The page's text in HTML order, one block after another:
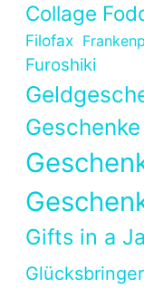
Collage
Filofax
Furoshiki
Gifts in a
Glücksbringer